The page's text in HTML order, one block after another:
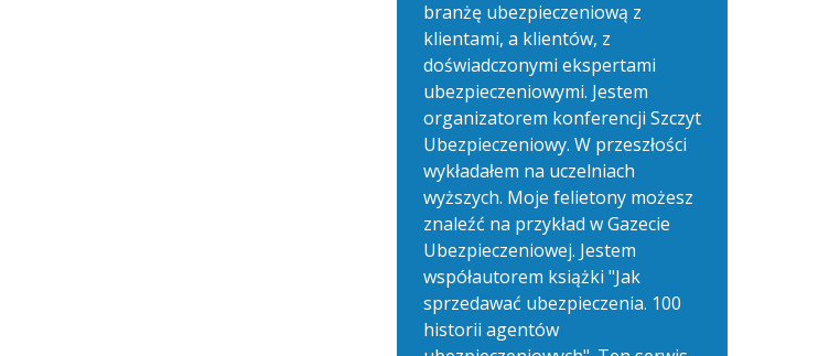
branżę ubezpieczeniową z
klientami, a klientów, z
doświadczonymi ekspertami
ubezpieczeniowymi. Jestem
organizatorem konferencji Szczyt
Ubezpieczeniowy. W przeszłości
wykładałem na uczelniach
wyższych. Moje felietony możesz
znaleźć na przykład w Gazecie
Ubezpieczeniowej. Jestem
współautorem książki "Jak
sprzedawać ubezpieczenia. 100
historii agentów